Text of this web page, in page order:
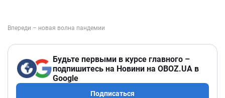
Будьте первыми в курсе главного –
подпишитесь на Новини на OBOZ.UA в
Google
Подписаться